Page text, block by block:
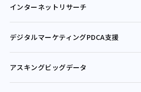
インターネットリサーチ
デジタルマーケティングPDCA支援
アスキングビッグデータ